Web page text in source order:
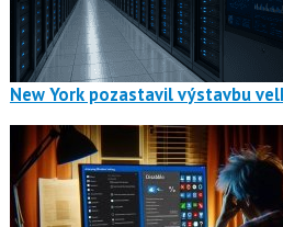
New York pozastavil výstavbu